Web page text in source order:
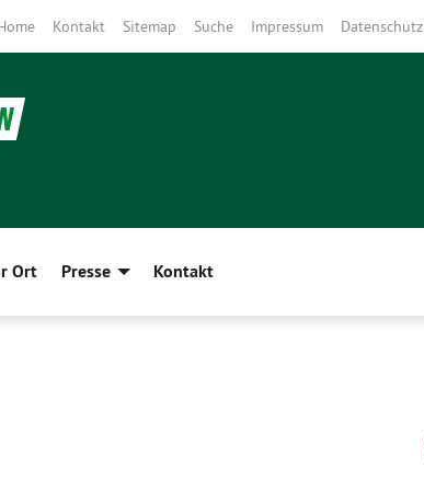
Kontakt Sitemap Suche Impressum Datenschutz
Ort Presse Kontakt